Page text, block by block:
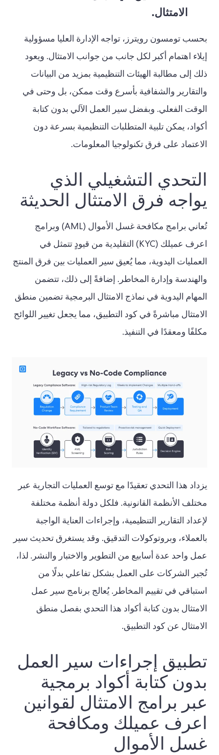
الامتثال.
بحسب تومسون رويترز، تواجه الإدارة العليا مسؤولية
إيلاء اهتمام أكبر لكل جانب من جوانب الامتثال. ويعود
ذلك إلى مطالبة الهيئات التنظيمية بمزيد من البيانات
والتقارير والشفافية بأسرع وقت ممكن، بل وحتى في
الوقت الفعلي. وبفضل سير العمل الآلي بدون كتابة
أكواد، يمكن تلبية المتطلبات التنظيمية بسرعة دون
الاعتماد على فرق تكنولوجيا المعلومات.
التحدي التشغيلي الذي
يواجه فرق الامتثال الحديثة
تُعاني برامج مكافحة غسل الأموال (AML) وبرامج
اعرف عميلك (KYC) التقليدية من قيودٍ تتمثل في
العمليات اليدوية، مما يُعيق سير العمليات بين فرق المنتج
والهندسة وإدارة المخاطر. إضافةً إلى ذلك، تتضمن
المهام اليدوية في نماذج الامتثال البرمجية تضمين منطق
الامتثال مباشرةً في كود التطبيق، مما يجعل تغيير اللوائح
مكلفًا ومعقدًا في التنفيذ.
يزداد هذا التحدي تعقيدًا مع توسع العمليات التجارية عبر
مختلف الأنظمة القانونية. فلكل دولة أنظمة مختلفة
لإعداد التقارير التنظيمية، وإجراءات العناية الواجبة
بالعملاء، وبروتوكولات التدقيق. وقد يستغرق تحديث سير
عمل واحد عدة أسابيع من التطوير والاختبار والنشر. لذا،
تُجبر الشركات على العمل بشكل تفاعلي بدلًا من
استباقي في تقييم المخاطر. يُعالج برنامج سير عمل
الامتثال بدون كتابة أكواد هذا التحدي بفصل منطق
الامتثال عن كود التطبيق.
تطبيق إجراءات سير العمل
بدون كتابة أكواد برمجية
عبر برامج الامتثال لقوانين
اعرف عميلك ومكافحة
غسل الأموال